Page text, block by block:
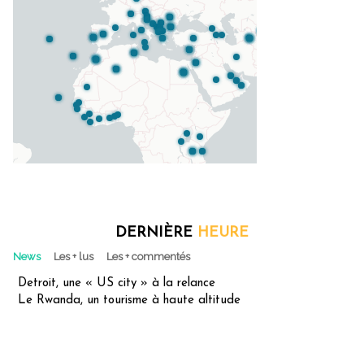
DERNIÈRE HEURE
News Les + lus Les + commentés
Detroit, une « US city » à la relance
Le Rwanda, un tourisme à haute altitude